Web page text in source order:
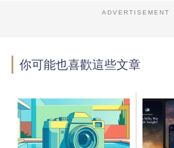
ADVERTISEMENT
你可能也喜歡這些文章